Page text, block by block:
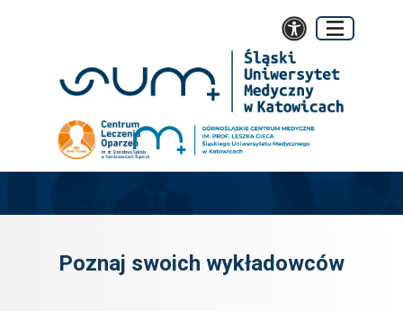
Start
Wykładowcy MBA
Poznaj swoich​ wykładowców